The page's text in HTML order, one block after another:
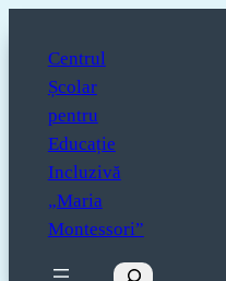
conținut
Centrul
Școlar
pentru
Educație
Incluzivă
„Maria
Montessori”
Caută